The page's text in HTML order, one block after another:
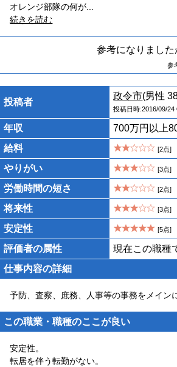
オレンジ部隊の何が
続きを読む
参考になりました
参
投稿者
政令市(男性
投稿日時:2016/09/24
年収
700万円以上
給料
[2点]
やりがい [3点]
労働時間の短さ [2点]
将来性 [3点]
安定性 [5点]
評価者の属性
現在この職種
仕事内容の詳細
予防、査察、庶務、人事等の事務をメイン
この職業・職種のここが良い
安定性。
転居を伴う転勤がない。